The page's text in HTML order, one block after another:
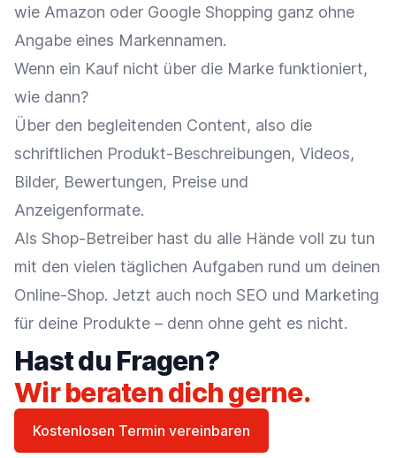
wie Amazon oder Google Shopping ganz ohne
Angabe eines Markennamen.
Wenn ein Kauf nicht über die Marke funktioniert,
wie dann?
Über den begleitenden Content, also die
schriftlichen Produkt-Beschreibungen, Videos,
Bilder, Bewertungen, Preise und
Anzeigenformate.
Als Shop-Betreiber hast du alle Hände voll zu tun
mit den vielen täglichen Aufgaben rund um deinen
Online-Shop. Jetzt auch noch SEO und Marketing
für deine Produkte – denn ohne geht es nicht.
Hast du Fragen?
Wir beraten dich gerne.
Kostenlosen Termin vereinbaren